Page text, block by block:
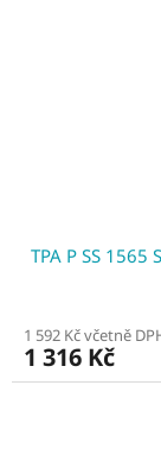
TPA P SS
1 592 Kč včetně
1 316 Kč